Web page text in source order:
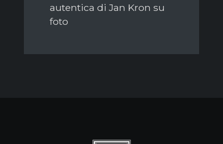
autentica di Jan Kron su
foto